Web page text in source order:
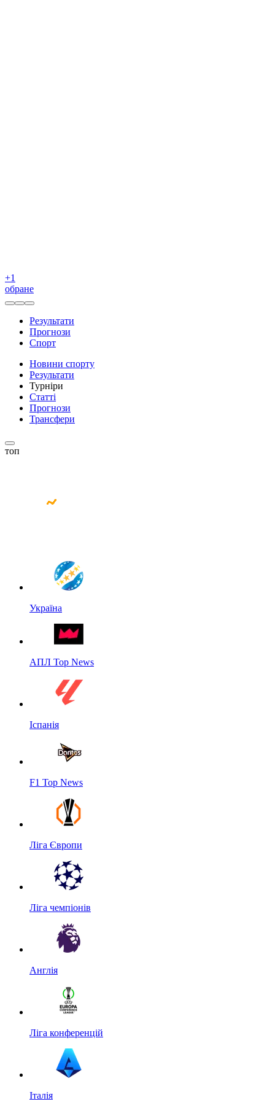
+1
обране
Результати
Прогнози
Спорт
Новини спорту
Результати
Турніри
Статті
Прогнози
Трансфери
топ
Україна
АПЛ Top News
Іспанія
F1 Top News
Ліга Європи
Ліга чемпіонів
Англія
Ліга конференцій
Італія